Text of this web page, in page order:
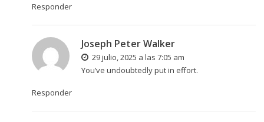
Responder
Joseph Peter Walker
29 julio, 2025 a las 7:05 am
You’ve undoubtedly put in effort.
Responder